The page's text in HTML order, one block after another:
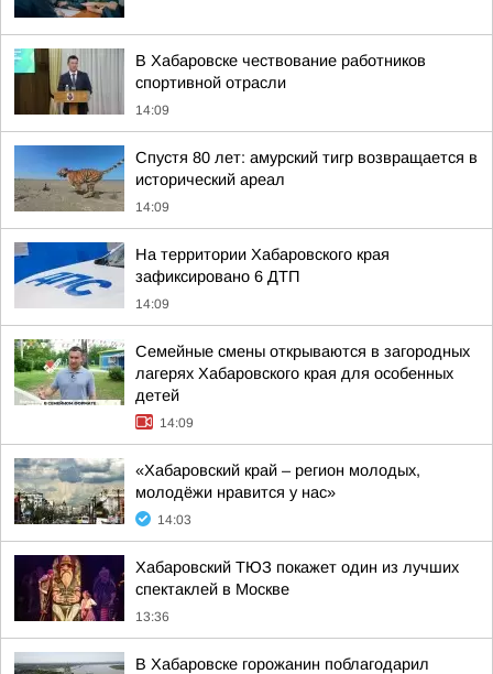
В Хабаровске чествование работников
спортивной отрасли
14:09
Спустя 80 лет: амурский тигр возвращается в
исторический ареал
14:09
На территории Хабаровского края
зафиксировано 6 ДТП
14:09
Семейные смены открываются в загородных
лагерях Хабаровского края для особенных
детей
14:09
«Хабаровский край – регион молодых,
молодёжи нравится у нас»
14:03
Хабаровский ТЮЗ покажет один из лучших
спектаклей в Москве
13:36
В Хабаровске горожанин поблагодарил